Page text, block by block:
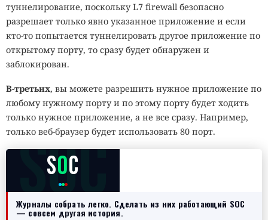
туннелирование, поскольку L7 firewall безопасно
разрешает только явно указанное приложение и если
кто-то попытается туннелировать другое приложение по
открытому порту, то сразу будет обнаружен и
заблокирован.
В-третьих, вы можете разрешить нужное приложение по
любому нужному порту и по этому порту будет ходить
только нужное приложение, а не все сразу. Например,
только веб-браузер будет использовать 80 порт.
SOC
SOC
Журналы собрать легко. Сделать из них работающий SOC
— совсем другая история.